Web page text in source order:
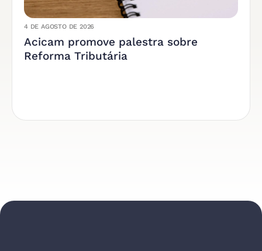
4 DE AGOSTO DE 2026
Acicam promove palestra sobre
Reforma Tributária